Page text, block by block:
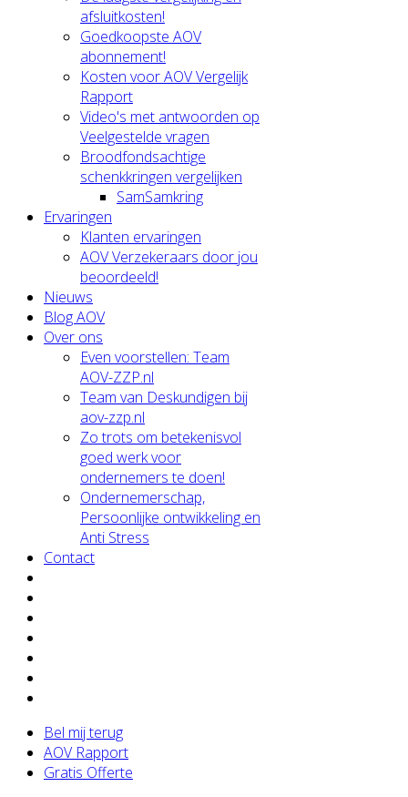
afsluitkosten!
Goedkoopste AOV
abonnement!
Kosten voor AOV Vergelijk
Rapport
Video's met antwoorden op
Veelgestelde vragen
Broodfondsachtige
schenkkringen vergelijken
SamSamkring
Ervaringen
Klanten ervaringen
AOV Verzekeraars door jou
beoordeeld!
Nieuws
Blog AOV
Over ons
Even voorstellen: Team
AOV-ZZP.nl
Team van Deskundigen bij
aov-zzp.nl
Zo trots om betekenisvol
goed werk voor
ondernemers te doen!
Ondernemerschap,
Persoonlijke ontwikkeling en
Anti Stress
Contact
Bel mij terug
AOV Rapport
Gratis Offerte